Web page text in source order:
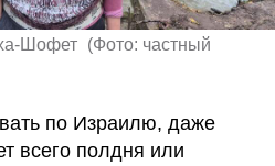
Шофет (Фото: частный
по Израилю, даже
всего полдня или